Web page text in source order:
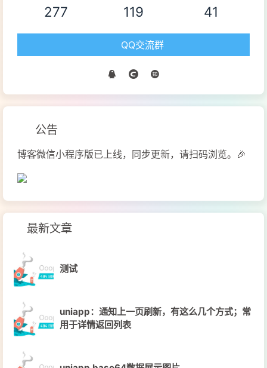
277 119 41
QQ交流群
公告
博客微信小程序版已上线，同步更新，请扫码浏览。🎉
最新文章
测试
uniapp：通知上一页刷新，有这么几个方式；常
用于详情返回列表